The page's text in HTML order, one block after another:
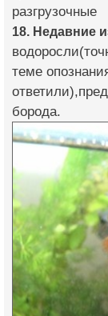
разгрузочные
18. Недавние
теме
борода.